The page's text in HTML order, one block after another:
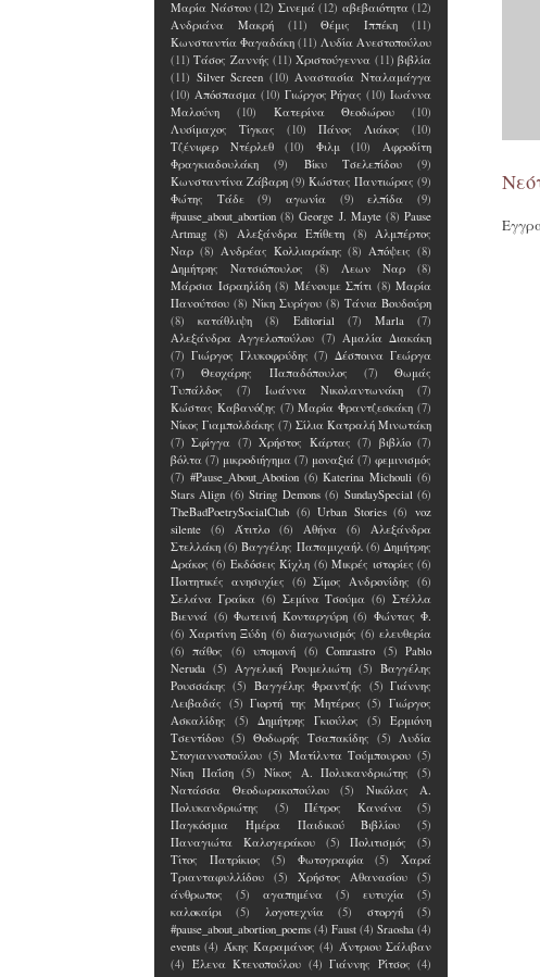
Μαρία Νάστου (12) Σινεμά (12) αβεβαιότητα (12)
Ανδριάνα Μακρή
(11) Θέμις Ιππέκη
(11)
Κωνσταντία Φαγαδάκη (11) Λυδία Ανεστοπούλου
(11) Τάσος Ζαννής (11) Χριστούγεννα (11) βιβλία
(11) Silver Screen (10) Αναστασία Νταλαμάγγα
(10) Απόσπασμα (10) Γιώργος Ρήγας (10) Ιωάννα
Μαλούνη
(10) Κατερίνα Θεοδώρου
(10)
Λυσίμαχος Τίγκας
(10) Πάνος Λιάκος
(10)
Τζένιφερ Ντέρλεθ
(10) Φιλμ (10)
Αφροδίτη
Φραγκιαδουλάκη
(9) Βίκυ Τσελεπίδου
(9)
Κωνσταντίνα Ζάβαρη (9) Κώστας Παντιώρας (9)
Φώτης Τάδε
(9) αγωνία (9) ελπίδα
(9)
#pause_about_abortion (8) George J. Mayte (8) Pause
Artmag (8) Αλεξάνδρα Επίθετη (8) Αλμπέρτος
Ναρ (8) Ανδρέας Κολλιαράκης (8) Απόψεις (8)
Δημήτρης Νατσιόπουλος
(8) Λεων Ναρ
(8)
Μάρσια Ισραηλίδη (8) Μένουμε Σπίτι (8) Μαρία
Πανούτσου (8) Νίκη Συρίγου (8) Τάνια Βουδούρη
(8)
κατάθλιψη (8) Editorial (7) Marla
(7)
Αλεξάνδρα Αγγελοπούλου (7) Αμαλία Διακάκη
(7) Γιώργος Γλυκοφρύδης (7) Δέσποινα Γεώργα
(7)
Θεοχάρης Παπαδόπουλος (7)
Θωμάς
Τυπάλδος
(7) Ιωάννα Νικολαντωνάκη
(7)
Κώστας Καβανόζης (7) Μαρία Φραντζεσκάκη (7)
Νίκος Γιαμπολδάκης (7) Σίλια Κατραλή Μινωτάκη
(7) Σφίγγα (7) Χρήστος Κάρτας (7) βιβλίο (7)
βόλτα (7) μικροδιήγημα (7) μοναξιά (7) φεμινισμός
(7) #Pause_About_Abotion (6) Katerina Michouli (6)
Stars Align (6) String Demons (6) SundaySpecial (6)
TheBadPoetrySocialClub (6) Urban Stories (6) voz
silente
(6) Άτιτλο (6) Αθήνα (6)
Αλεξάνδρα
Στελλάκη (6) Βαγγέλης Παπαμιχαήλ (6) Δημήτρης
Δράκος (6) Εκδόσεις Κίχλη (6) Μικρές ιστορίες (6)
Ποιτητικές ανησυχίες (6) Σίμος Ανδρονίδης (6)
Σελάνα Γραίκα (6) Σεμίνα Τσούμα (6) Στέλλα
Βιεννά (6) Φωτεινή Κονταργύρη (6) Φώντας Φ.
(6) Χαριτίνη Ξύδη (6) διαγωνισμός (6) ελευθερία
(6)
πάθος (6) υπομονή (6) Comrastro (5) Pablo
Neruda (5) Αγγελική Ρουμελιώτη (5) Βαγγέλης
Ρουσσάκης (5) Βαγγέλης Φραντζής (5) Γιάννης
Λειβαδάς (5) Γιορτή της Μητέρας (5) Γιώργος
Ασκαλίδης
(5) Δημήτρης Γκιούλος (5)
Ερμιόνη
Τσεντίδου (5) Θοδωρής Τσαπακίδης (5) Λυδία
Στογιαννοπούλου (5) Ματίλντα Τούμπουρου (5)
Νίκη Παΐση (5) Νίκος Α. Πολυκανδριώτης
(5)
Νατάσσα Θεοδωρακοπούλου
(5)
Νικόλας Α.
Πολυκανδριώτης
(5) Πέτρος Κανάνα
(5)
Παγκόσμια Ημέρα Παιδικού Βιβλίου
(5)
Παναγιώτα Καλογεράκου
(5) Πολιτισμός
(5)
Τίτος Πατρίκιος
(5) Φωτογραφία (5)
Χαρά
Τριανταφυλλίδου
(5) Χρήστος Αθανασίου
(5)
άνθρωπος
(5) αγαπημένα (5) ευτυχία
(5)
καλοκαίρι
(5) λογοτεχνία (5) στοργή
(5)
#pause_about_abortion_poems (4) Faust (4) Sraosha (4)
events (4) Άκης Καραμάνος (4) Άντριου Σάλιβαν
(4) Έλενα Kτενοπούλου (4) Γιάννης Ρίτσος (4)